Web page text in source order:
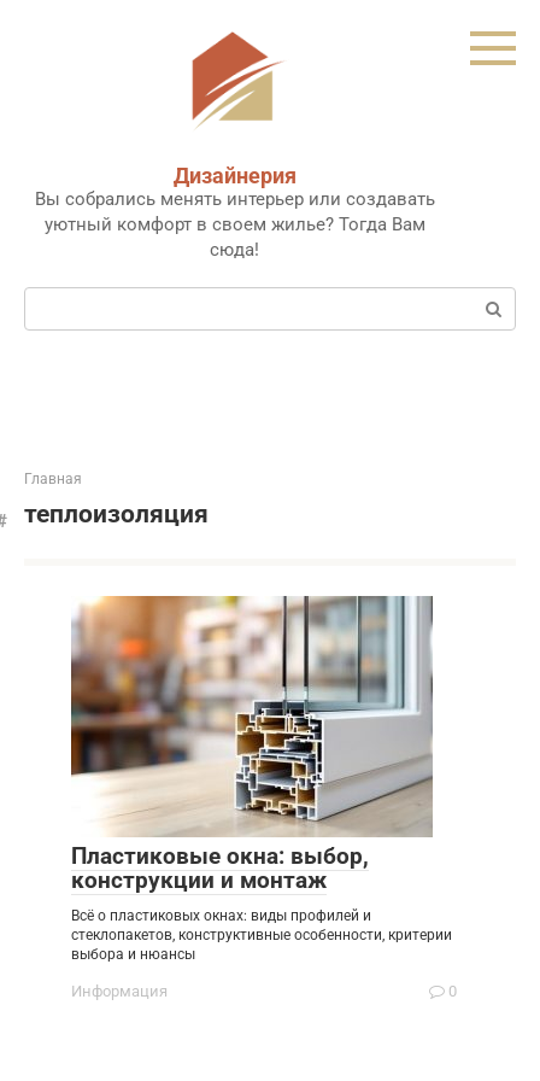
Дизайнерия
Вы собрались менять интерьер или создавать
уютный комфорт в своем жилье? Тогда Вам
сюда!
Поиск:
Главная
теплоизоляция
Пластиковые окна: выбор,
конструкции и монтаж
Всё о пластиковых окнах: виды профилей и
стеклопакетов, конструктивные особенности, критерии
выбора и нюансы
Информация 0